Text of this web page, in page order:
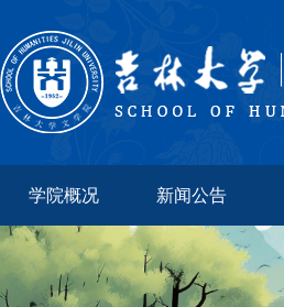
学院概况 新闻公告